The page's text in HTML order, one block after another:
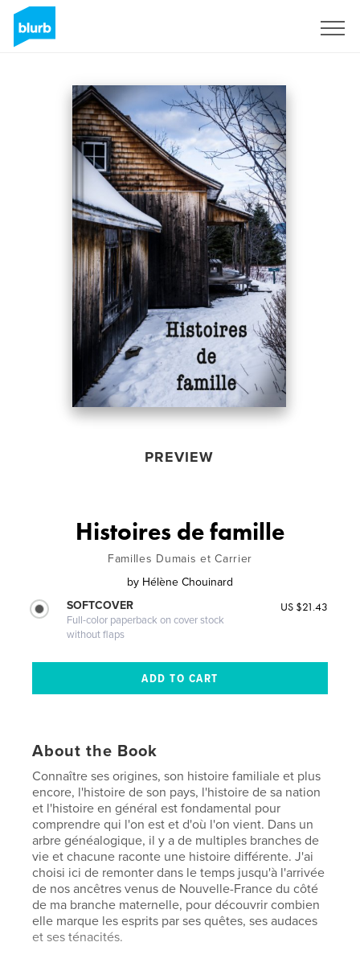
PREVIEW
Histoires de famille
Familles Dumais et Carrier
by Hélène Chouinard
SOFTCOVER
Full-color paperback on cover stock
without flaps
US $21.43
About the Book
Connaître ses origines, son histoire familiale et plus
encore, l'histoire de son pays, l'histoire de sa nation
et l'histoire en général est fondamental pour
comprendre qui l'on est et d'où l'on vient. Dans un
arbre généalogique, il y a de multiples branches de
vie et chacune raconte une histoire différente. J'ai
choisi ici de remonter dans le temps jusqu'à l'arrivée
de nos ancêtres venus de Nouvelle-France du côté
de ma branche maternelle, pour découvrir combien
elle marque les esprits par ses quêtes, ses audaces
et ses ténacités.